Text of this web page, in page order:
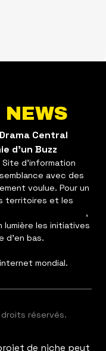
Central
d'un Buzz
d'information
avec des
voulue. Pour un
territoires et les
,
lumière les initiatives
d'en bas.
mondial.
réservés.
de niche peut